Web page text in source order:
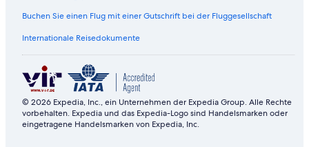
Buchen Sie einen Flug mit einer Gutschrift bei der Fluggesellschaft
Internationale Reisedokumente
© 2026 Expedia, Inc., ein Unternehmen der Expedia Group. Alle Rechte
vorbehalten. Expedia und das Expedia-Logo sind Handelsmarken oder
eingetragene Handelsmarken von Expedia, Inc.